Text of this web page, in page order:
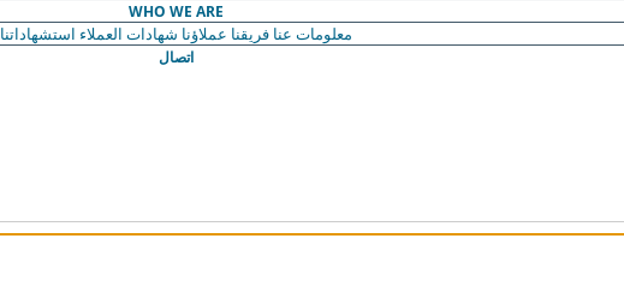
WHO WE ARE
معلومات عنا فريقنا عملاؤنا شهادات العملاء استشهاداتنا
اتصال